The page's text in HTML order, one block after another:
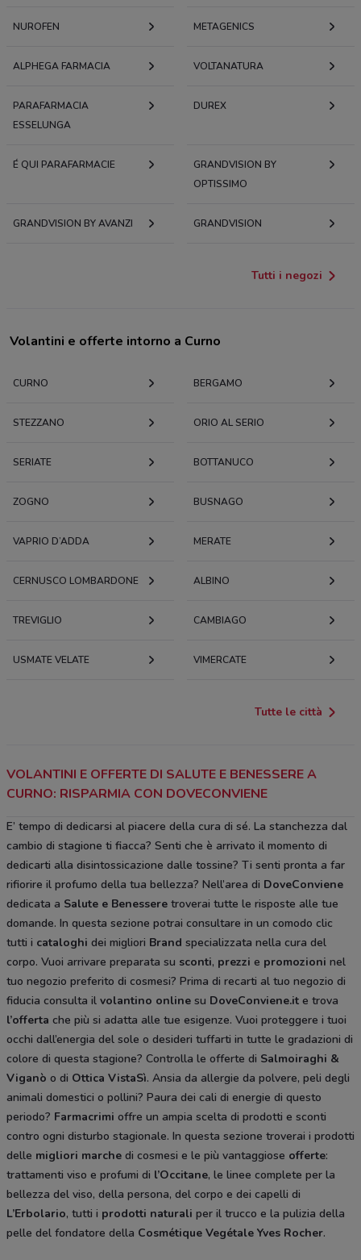
NUROFEN METAGENICS
ALPHEGA FARMACIA VOLTANATURA
PARAFARMACIA
ESSELUNGA
DUREX
É QUI PARAFARMACIE
GRANDVISION BY
OPTISSIMO
GRANDVISION BY AVANZI GRANDVISION
Tutti i negozi
Volantini e offerte intorno a Curno
CURNO BERGAMO
STEZZANO ORIO AL SERIO
SERIATE BOTTANUCO
ZOGNO BUSNAGO
VAPRIO D’ADDA MERATE
CERNUSCO LOMBARDONE ALBINO
TREVIGLIO CAMBIAGO
USMATE VELATE VIMERCATE
Tutte le città
VOLANTINI E OFFERTE DI SALUTE E BENESSERE A
CURNO: RISPARMIA CON DOVECONVIENE
E’ tempo di dedicarsi al piacere della cura di sé. La stanchezza dal
cambio di stagione ti fiacca? Senti che è arrivato il momento di
dedicarti alla disintossicazione dalle tossine? Ti senti pronta a far
rifiorire il profumo della tua bellezza? Nell’area di DoveConviene
dedicata a Salute e Benessere troverai tutte le risposte alle tue
domande. In questa sezione potrai consultare in un comodo clic
tutti i cataloghi dei migliori Brand specializzata nella cura del
corpo. Vuoi arrivare preparata su sconti, prezzi e promozioni nel
tuo negozio preferito di cosmesi? Prima di recarti al tuo negozio di
fiducia consulta il volantino online su DoveConviene.it e trova
l’offerta che più si adatta alle tue esigenze. Vuoi proteggere i tuoi
occhi dall’energia del sole o desideri tuffarti in tutte le gradazioni di
colore di questa stagione? Controlla le offerte di Salmoiraghi &
Viganò o di Ottica VistaSì. Ansia da allergie da polvere, peli degli
animali domestici o pollini? Paura dei cali di energie di questo
periodo? Farmacrimi offre un ampia scelta di prodotti e sconti
contro ogni disturbo stagionale. In questa sezione troverai i prodotti
delle migliori marche di cosmesi e le più vantaggiose offerte:
trattamenti viso e profumi di l’Occitane, le linee complete per la
bellezza del viso, della persona, del corpo e dei capelli di
L’Erbolario, tutti i prodotti naturali per il trucco e la pulizia della
pelle del fondatore della Cosmétique Vegétale Yves Rocher.